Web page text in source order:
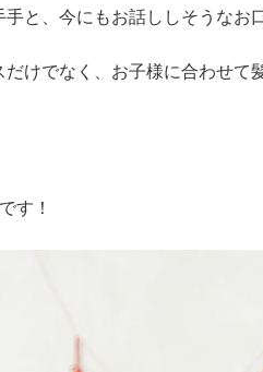
手と、今にもお話ししそうなお
けでなく、お子様に合わせて
す！